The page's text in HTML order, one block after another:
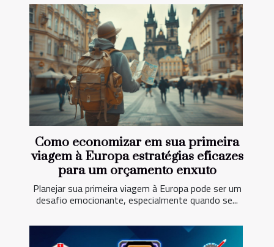
Como economizar em sua primeira
viagem à Europa estratégias eficazes
para um orçamento enxuto
Planejar sua primeira viagem à Europa pode ser um
desafio emocionante, especialmente quando se...